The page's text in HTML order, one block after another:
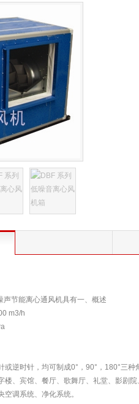
声节能离心通风机具有一、概述
m3/h
逆时针，均可制成0°，90°，180°三种
、宾馆、餐厅、歌舞厅、礼堂、影剧
调系统、净化系统。